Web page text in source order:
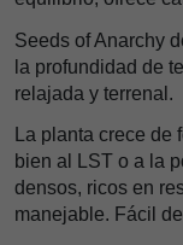
Seeds of Anarchy
la profundidad de
relajada y terrenal.
La planta crece de
bien al LST o a la
densos, ricos en
manejable. Fácil